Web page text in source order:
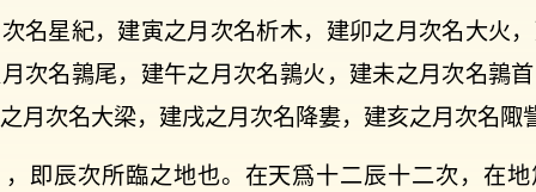
名星紀，建寅之月次名析木，建卯之月次名大火
次名鶉尾，建午之月次名鶉火，建未之月次名鶉
月次名大梁，建戌之月次名降婁，建亥之月次名陬
即辰次所臨之地也。在天爲十二辰十二次，在